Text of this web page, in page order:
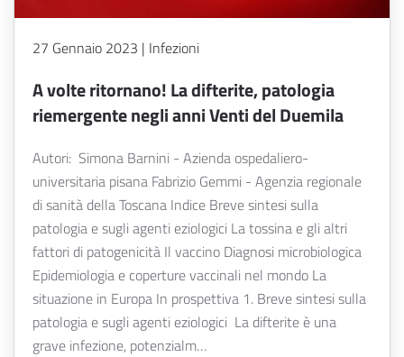
27 Gennaio 2023 | Infezioni
A volte ritornano! La difterite, patologia
riemergente negli anni Venti del Duemila
Autori: Simona Barnini - Azienda ospedaliero-
universitaria pisana Fabrizio Gemmi - Agenzia regionale
di sanità della Toscana Indice Breve sintesi sulla
patologia e sugli agenti eziologici La tossina e gli altri
fattori di patogenicità Il vaccino Diagnosi microbiologica
Epidemiologia e coperture vaccinali nel mondo La
situazione in Europa In prospettiva 1. Breve sintesi sulla
patologia e sugli agenti eziologici La difterite è una
grave infezione, potenzialm…